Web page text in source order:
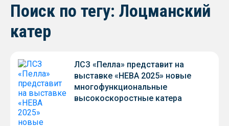
Поиск по тегу: Лоцманский
катер
ЛСЗ «Пелла» представит на
выставке «НЕВА 2025» новые
многофункциональные
высокоскоростные катера